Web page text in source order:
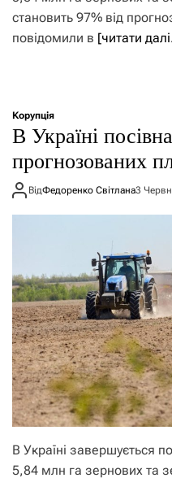
становить 97% від
повідомили в [читати
Корупція
В Україні
прогнозованих
ВідФедоренко Світлана3
В Україні завершується
5,84 млн га зернових та